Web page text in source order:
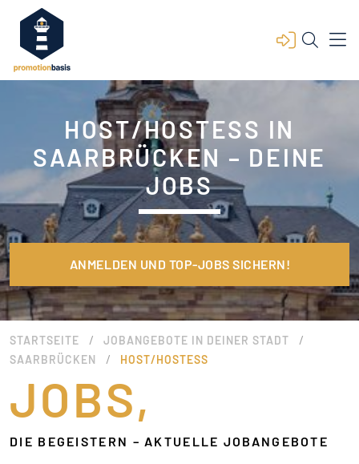
HOST/HOSTESS IN
SAARBRÜCKEN – DEINE
JOBS
ANMELDEN UND TOP-JOBS SICHERN!
STARTSEITE / JOBANGEBOTE IN DEINER STADT /
SAARBRÜCKEN / HOST/HOSTESS
JOBS,
DIE BEGEISTERN – AKTUELLE JOBANGEBOTE